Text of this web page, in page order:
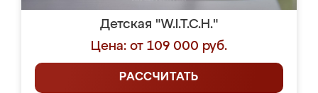
Детская "W.I.T.C.H."
Цена: от 109 000 руб.
РАССЧИТАТЬ